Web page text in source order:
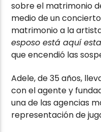
sobre el matrimonio
medio de un
matrimonio a la
esposo está aquí
que encendió las
Adele, de 35 años,
con el agente y
una de las agencias
representación de